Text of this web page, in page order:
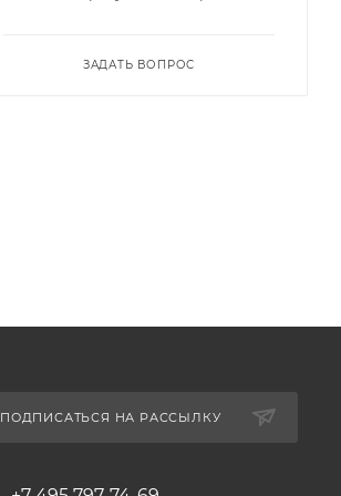
ЗАДАТЬ ВОПРОС
ПОДПИСАТЬСЯ НА РАССЫЛКУ